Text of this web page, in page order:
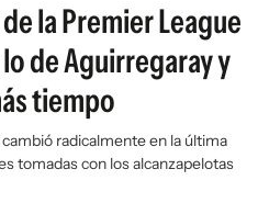
la Premier League
de Aguirregaray y
tiempo
radicalmente en la última
tomadas con los alcanzapelotas